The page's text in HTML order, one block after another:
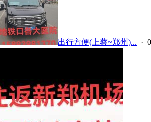
出行方便(上蔡~郑州)... ·